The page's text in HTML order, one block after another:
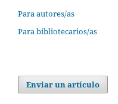
Para autores/as
Para bibliotecarios/as
Enviar un artículo